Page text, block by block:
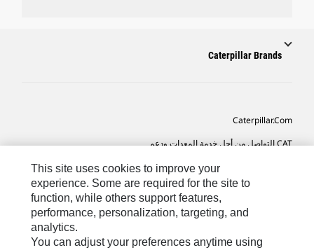
Caterpillar Brands
Caterpillar.com
CAT التواصل من أجل خدمة المعدات ودعم
تفضيلات التسويق الخاصة بي
خريطة الموقع
Cookie Settings
This site uses cookies to improve your
experience. Some are required for the site to
function, while others support features,
performance, personalization, targeting, and
analytics.
You can adjust your preferences anytime using